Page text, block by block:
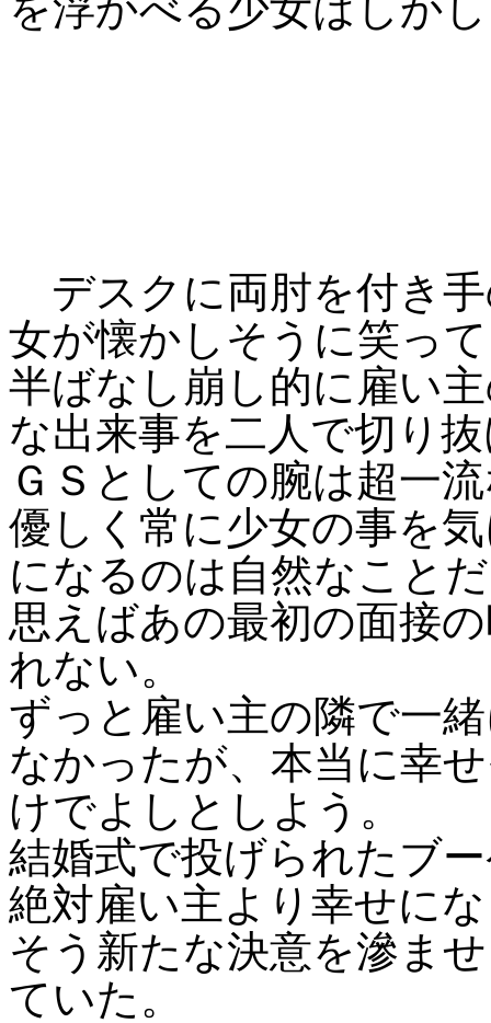
デスクに両肘を付き
女が懐かしそうに笑っ
半ばなし崩し的に雇い
な出来事を二人で切り
ＧＳとしての腕は超一
優しく常に少女の事を
になるのは自然なこと
思えばあの最初の面接
れない。
ずっと雇い主の隣で一
なかったが、本当に幸
けでよしとしよう。
結婚式で投げられたブ
絶対雇い主より幸せに
そう新たな決意を滲ま
ていた。